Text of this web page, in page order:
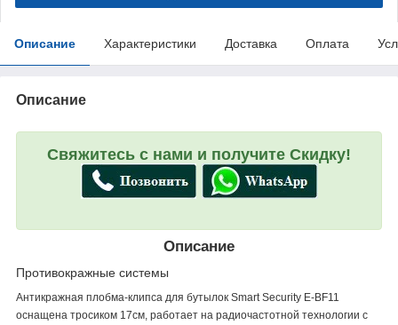
Описание Характеристики Доставка Оплата
Описание
Свяжитесь с нами и получите Скидку!
Описание
Противокражные системы
Антикражная плобма-клипса для бутылок Smart Security E-BF11
оснащена тросиком 17см, работает на радиочастотной технологии с